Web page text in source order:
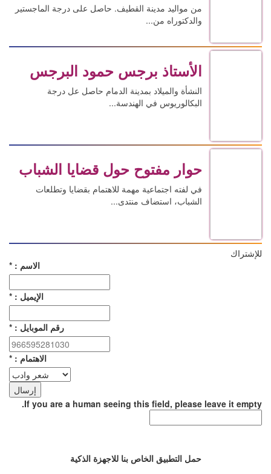
من مواليد مدينة القطيف. حاصل على درجة الماجستير
والدكتوراه من...
الأستاذ برجس حمود البرجس
النشأة والميلاد بمدينة الدمام حاصل عل درجة
البكالوريوس في الهندسة...
حوار مفتوح حول قضايا الشباب
في لفته اجتماعية مهمة للاهتمام بقضايا وتطلعات
الشباب، استضاف منتدى...
رقم الموبايل : *
If you are a human seeing this field, please
حمل التطبيق الخاص بنا للاجهزة الذكية